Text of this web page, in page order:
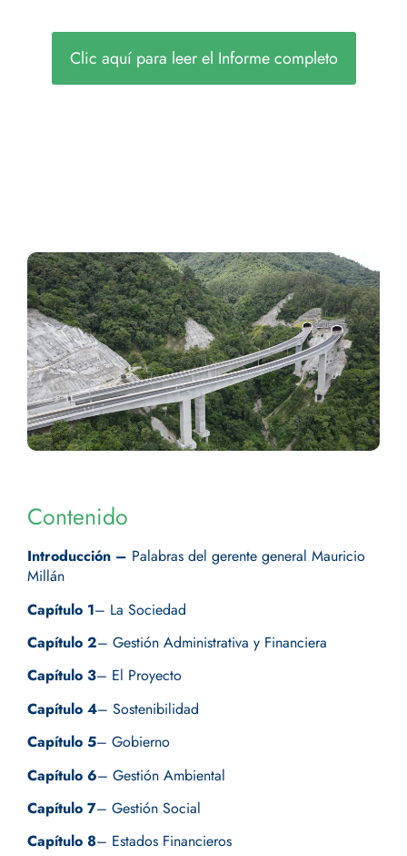
Clic aquí para leer el Informe completo
Contenido
Introducción – Palabras del gerente general Mauricio
Millán
Capítulo 1– La Sociedad
Capítulo 2– Gestión Administrativa y Financiera
Capítulo 3– El Proyecto
Capítulo 4– Sostenibilidad
Capítulo 5– Gobierno
Capítulo 6– Gestión Ambiental
Capítulo 7– Gestión Social
Capítulo 8– Estados Financieros